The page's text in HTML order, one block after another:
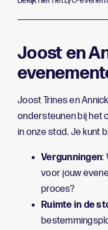
Joost en
Joost Trines en
ondersteunen bij het
in onze stad. Je kunt
Vergunningen:
voor jouw
proces?
Ruimte in de